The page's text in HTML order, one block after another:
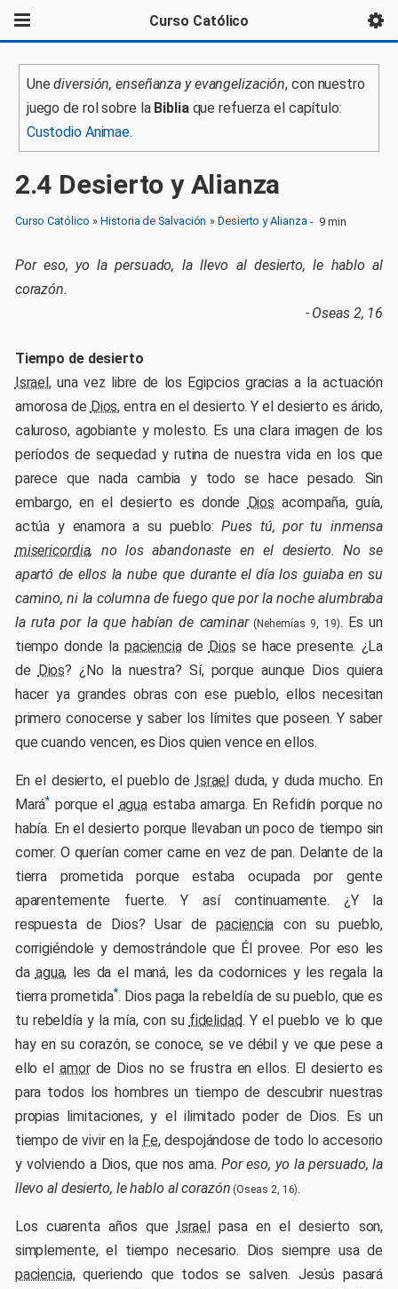
Curso Católico
Unediversión, enseñanza y evangelización, con nuestro
juego de rol sobre la Bibliaque refuerza el capítulo:
Custodio Animae.
2.4 Desierto y Alianza
Curso Católico »Historia de Salvación »Desierto y Alianza - 9 min
Por eso, yo la persuado, la llevo al desierto, le hablo al
corazón.
- Oseas 2, 16
Tiempo de desierto
Israel, una vez libre de los Egipcios gracias a la actuación
amorosa de Dios, entra en el desierto. Y el desierto es árido,
caluroso, agobiante y molesto. Es una clara imagen de los
períodos de sequedad y rutina de nuestra vida en los que
parece que nada cambia y todo se hace pesado. Sin
embargo, en el desierto es donde
Dios acompaña, guía,
actúa y enamora a su pueblo:Pues tú, por tu inmensa
misericordia, no los abandonaste en el desierto. No se
apartó de ellos la nube que durante el día los guiaba en su
camino, ni la columna de fuego que por la noche alumbraba
la ruta por la que habían de caminar(Nehemías 9, 19). Es un
tiempo donde la pacienciade Dios se hace presente. ¿La
de
Dios? ¿No la nuestra? Sí, porque aunque Dios quiera
hacer ya grandes obras con ese pueblo, ellos necesitan
primero conocerse y saber los límites que poseen. Y saber
que cuando vencen, es Dios quien vence en ellos.
En el desierto, el pueblo de Israel duda, y duda mucho. En
Mará* porque el agua estaba amarga. En Refidín porque no
había. En el desierto porque llevaban un poco de tiempo sin
comer. O querían comer carne en vez de pan. Delante de la
tierra prometida porque estaba ocupada por gente
aparentemente fuerte. Y así continuamente. ¿Y la
respuesta de Dios? Usar depaciencia con su pueblo,
corrigiéndole y demostrándole que Él provee. Por eso les
da agua, les da el maná, les da codornices y les regala la
tierra prometida*. Dios paga la rebeldía de su pueblo, que es
tu rebeldía y la mía, con su fidelidad. Y el pueblo ve lo que
hay en su corazón, se conoce, se ve débil y ve que pese a
ello elamorde Dios no se frustra en ellos. El desierto es
para todos los hombres un tiempo de descubrir nuestras
propias limitaciones, y el ilimitado poder de Dios. Es un
tiempo de vivir en la Fe, despojándose de todo lo accesorio
y volviendo a Dios, que nos ama. Por eso, yo la persuado, la
llevo al desierto, le hablo al corazón (Oseas 2, 16).
Los cuarenta años que Israel
pasa en el desierto son,
simplemente, el tiempo necesario. Dios siempre usa de
paciencia, queriendo que todos se salven. Jesús pasará